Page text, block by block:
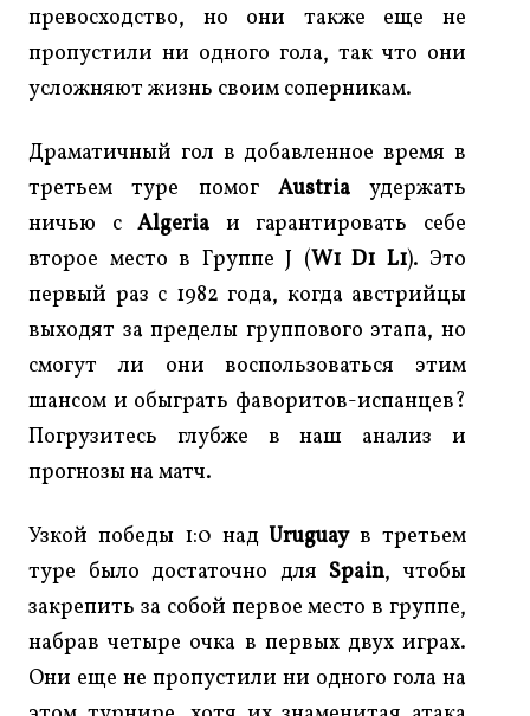
превосходство, но они также еще не
пропустили ни одного гола, так что они
усложняют жизнь своим соперникам.
Драматичный гол в добавленное время в
третьем туре помог Austriaудержать
ничью сAlgeria и гарантировать себе
второе место в Группе J (W1 D1 L1). Это
первый раз с 1982 года, когда австрийцы
выходят за пределы группового этапа, но
смогут ли они воспользоваться этим
шансом и обыграть фаворитов-испанцев?
Погрузитесь глубже в наш анализ и
прогнозы на матч.
Узкой победы 1:0 надUruguayв третьем
туре было достаточно для Spain, чтобы
закрепить за собой первое место в группе,
набрав четыре очка в первых двух играх.
Они еще не пропустили ни одного гола на